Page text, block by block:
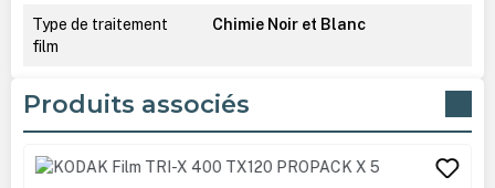
Type de traitement
film
Chimie Noir et Blanc
Produits associés
Ignorer la galerie de produits